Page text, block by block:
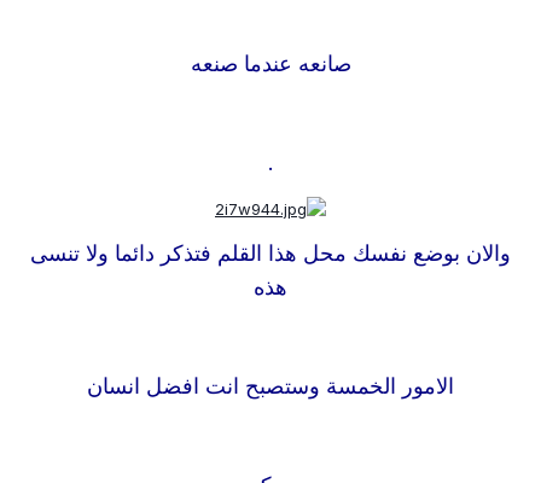
صانعه عندما صنعه
والان بوضع نفسك محل هذا القلم فتذكر دائما ولا تنسى
هذه
الامور الخمسة وستصبح انت افضل انسان